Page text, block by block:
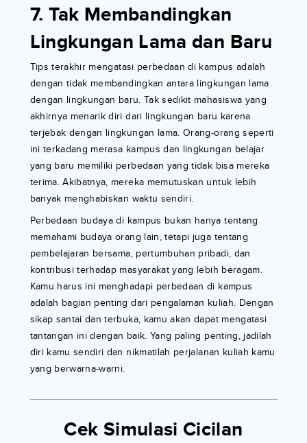
7. Tak Membandingkan
Lingkungan Lama dan Baru
Tips terakhir mengatasi perbedaan di kampus adalah
dengan tidak membandingkan antara lingkungan lama
dengan lingkungan baru. Tak sedikit mahasiswa yang
akhirnya menarik diri dari lingkungan baru karena
terjebak dengan lingkungan lama. Orang-orang seperti
ini terkadang merasa kampus dan lingkungan belajar
yang baru memiliki perbedaan yang tidak bisa mereka
terima. Akibatnya, mereka memutuskan untuk lebih
banyak menghabiskan waktu sendiri.
Perbedaan budaya di kampus bukan hanya tentang
memahami budaya orang lain, tetapi juga tentang
pembelajaran bersama, pertumbuhan pribadi, dan
kontribusi terhadap masyarakat yang lebih beragam.
Kamu harus ini menghadapi perbedaan di kampus
adalah bagian penting dari pengalaman kuliah. Dengan
sikap santai dan terbuka, kamu akan dapat mengatasi
tantangan ini dengan baik. Yang paling penting, jadilah
diri kamu sendiri dan nikmatilah perjalanan kuliah kamu
yang berwarna-warni.
Cek Simulasi Cicilan